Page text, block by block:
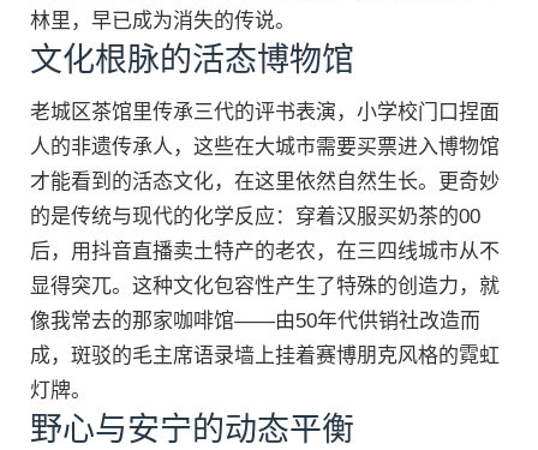
林里，早已成为消失的传说。
文化根脉的活态博物馆
老城区茶馆里传承三代的评书表演，小学校门口捏面
人的非遗传承人，这些在大城市需要买票进入博物馆
才能看到的活态文化，在这里依然自然生长。更奇妙
的是传统与现代的化学反应：穿着汉服买奶茶的00
后，用抖音直播卖土特产的老农，在三四线城市从不
显得突兀。这种文化包容性产生了特殊的创造力，就
像我常去的那家咖啡馆——由50年代供销社改造而
成，斑驳的毛主席语录墙上挂着赛博朋克风格的霓虹
灯牌。
野心与安宁的动态平衡